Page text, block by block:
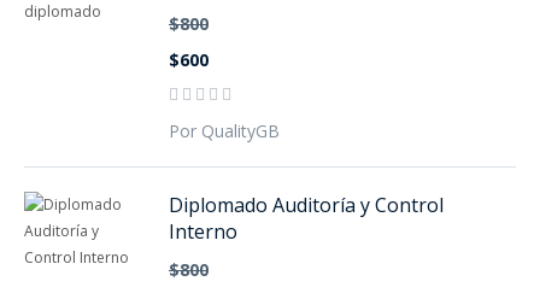
$800
$600
Por QualityGB
Diplomado Auditoría y Control
Interno
$800